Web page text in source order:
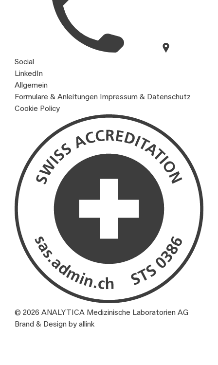
Social
LinkedIn
Allgemein
Formulare & Anleitungen Impressum & Datenschutz
Cookie Policy
© 2026 ANALYTICA Medizinische Laboratorien AG
Brand & Design by allink